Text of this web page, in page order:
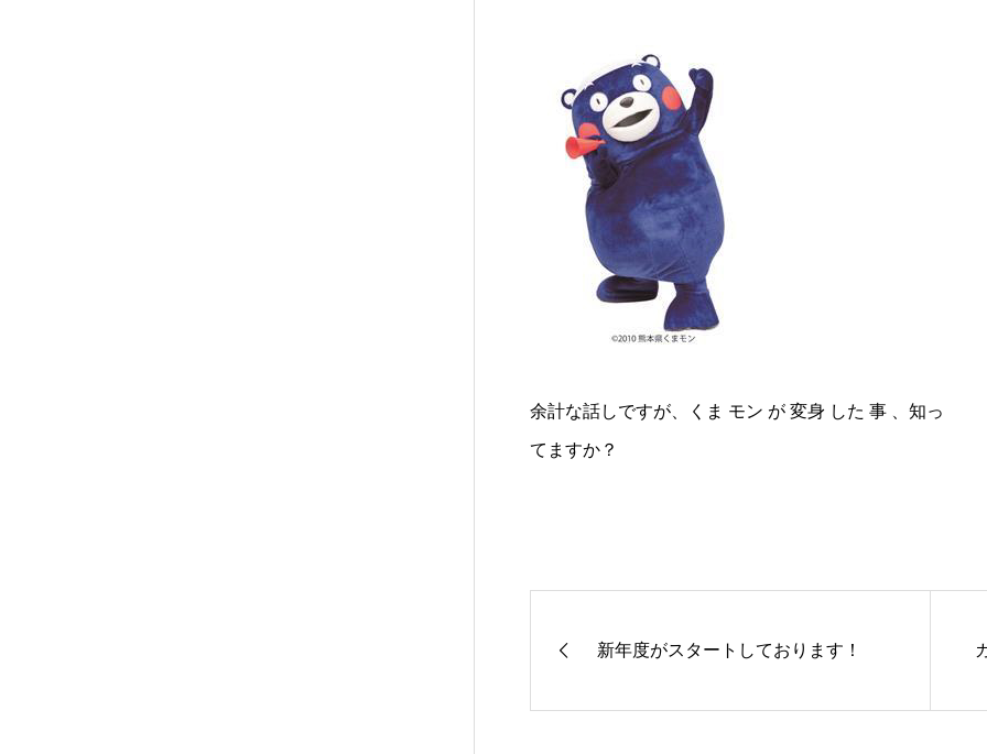
余計な話しですが、くま モン が 変身 した 事 、知っ
てますか？
新年度がスタートしております！